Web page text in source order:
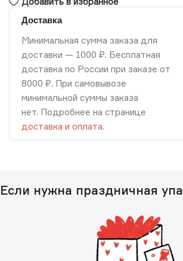
Доставка
Минимальная сумма заказа для
доставки — 1000 ₽. Бесплатная
доставка по России при заказе от
8000 ₽. При самовывозе
минимальной суммы заказа
нет. Подробнее на странице
доставка и оплата.
Если нужна праздничная